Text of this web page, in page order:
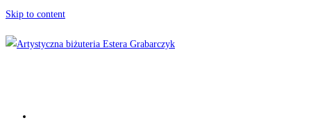
Skip to content